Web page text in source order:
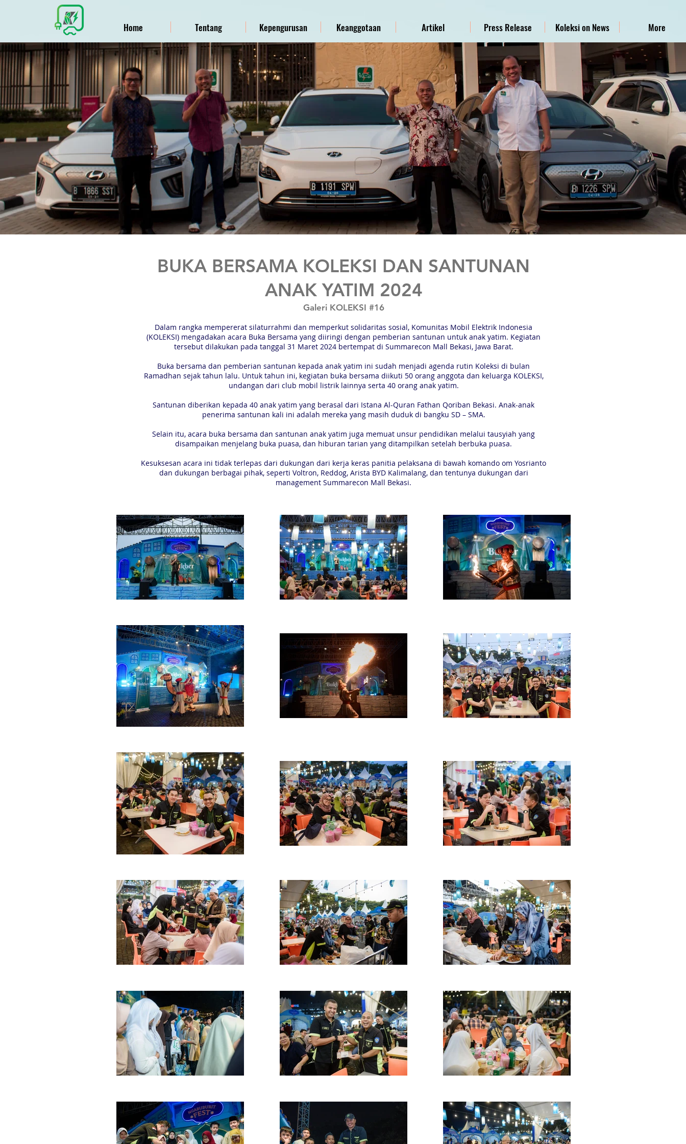
Home Tentang Kepengurusan Keanggotaan Artikel Press Release Koleksi on News More
BUKA BERSAMA KOLEKSI DAN SANTUNAN
ANAK YATIM 2024
Galeri KOLEKSI #16
Dalam rangka mempererat silaturrahmi dan memperkut solidaritas sosial, Komunitas Mobil Elektrik Indonesia
(KOLEKSI) mengadakan acara Buka Bersama yang diiringi dengan pemberian santunan untuk anak yatim. Kegiatan
tersebut dilakukan pada tanggal 31 Maret 2024 bertempat di Summarecon Mall Bekasi, Jawa Barat.
Buka bersama dan pemberian santunan kepada anak yatim ini sudah menjadi agenda rutin Koleksi di bulan
Ramadhan sejak tahun lalu. Untuk tahun ini, kegiatan buka bersama diikuti 50 orang anggota dan keluarga KOLEKSI,
undangan dari club mobil listrik lainnya serta 40 orang anak yatim.
Santunan diberikan kepada 40 anak yatim yang berasal dari Istana Al-Quran Fathan Qoriban Bekasi. Anak-anak
penerima santunan kali ini adalah mereka yang masih duduk di bangku SD – SMA.
Selain itu, acara buka bersama dan santunan anak yatim juga memuat unsur pendidikan melalui tausyiah yang
disampaikan menjelang buka puasa, dan hiburan tarian yang ditampilkan setelah berbuka puasa.
Kesuksesan acara ini tidak terlepas dari dukungan dari kerja keras panitia pelaksana di bawah komando om Yosrianto
dan dukungan berbagai pihak, seperti Voltron, Reddog, Arista BYD Kalimalang, dan tentunya dukungan dari
management Summarecon Mall Bekasi.